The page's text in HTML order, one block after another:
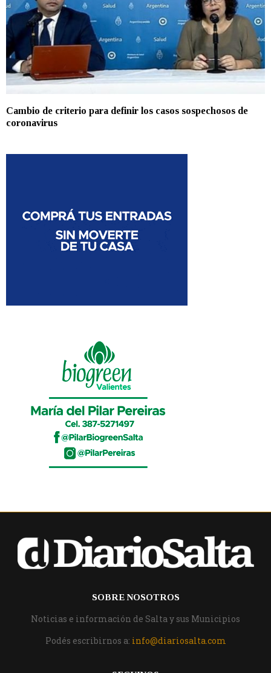
Cambio de criterio para definir los casos sospechosos de
coronavirus
SOBRE NOSOTROS
Noticias e información de Salta y sus Municipios
Podés escribirnos a: info@diariosalta.com